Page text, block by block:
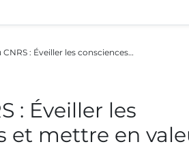
: Éveiller les consciences…
: Éveiller les
et mettre en